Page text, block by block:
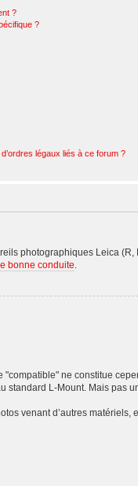
?
?
légaux liés à ce forum ?
photographiques Leica (R,
bonne conduite
"compatible" ne constitue
standard L-Mount. Mais pas
venant d’autres matériels,